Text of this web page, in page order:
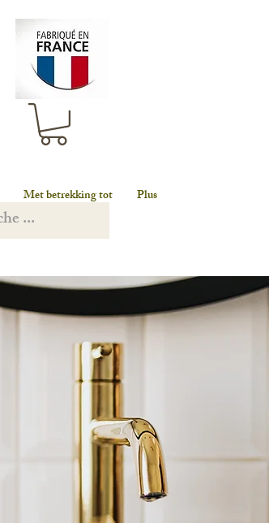
Met betrekking tot Plus